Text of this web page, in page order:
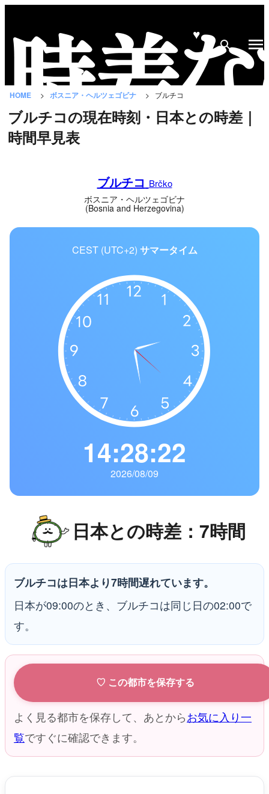
♥
HOME ボスニア・ヘルツェゴビナ ブルチコ
ブルチコの現在時刻・日本との時差｜
時間早見表
ブルチコ Brčko
ボスニア・ヘルツェゴビナ
(Bosnia and Herzegovina)
CEST (UTC+2) サマータイム
14:28:23
2026/08/09
日本との時差：7時間
ブルチコは日本より7時間遅れています。
日本が09:00のとき、ブルチコは同じ日の02:00で
す。
♡ この都市を保存する
よく見る都市を保存して、あとからお気に入り一
覧ですぐに確認できます。
な
と
は？